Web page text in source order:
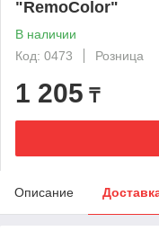
"RemoColor"
В наличии
Код: 0473
Розница
1 205 ₸
Описание